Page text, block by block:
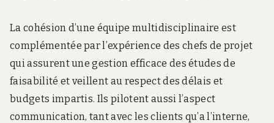
La cohésion d’une équipe multidisciplinaire est
complémentée par l’expérience des chefs de projet
qui assurent une gestion efficace des études de
faisabilité et veillent au respect des délais et
budgets impartis. Ils pilotent aussi l’aspect
communication, tant avec les clients qu’a l’interne,